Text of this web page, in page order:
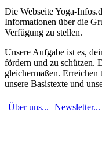
Die Webseite Yoga-
Informationen über die
Verfügung zu stellen.
Unsere Aufgabe ist es,
fördern und zu schützen.
gleichermaßen.
unsere Basistexte und
Über uns... Newsletter...